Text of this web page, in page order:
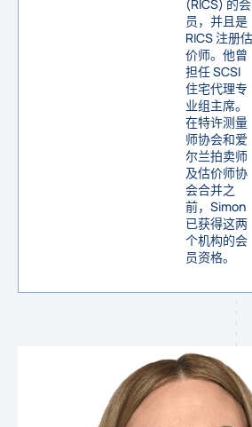
(RICS) 的会
员，并且是
RICS 注册估
价师。他曾
担任 SCSI
住宅代理专
业组主席。
在特许测量
师协会和爱
尔兰拍卖师
及估价师协
会合并之
前，Simon
已获得这两
个机构的会
员资格。